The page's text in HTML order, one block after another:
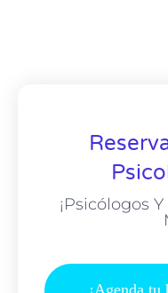
¡Psicólogos